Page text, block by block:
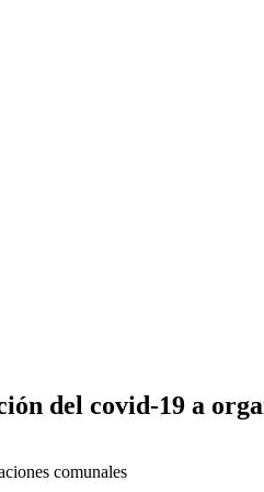
del covid-19 a